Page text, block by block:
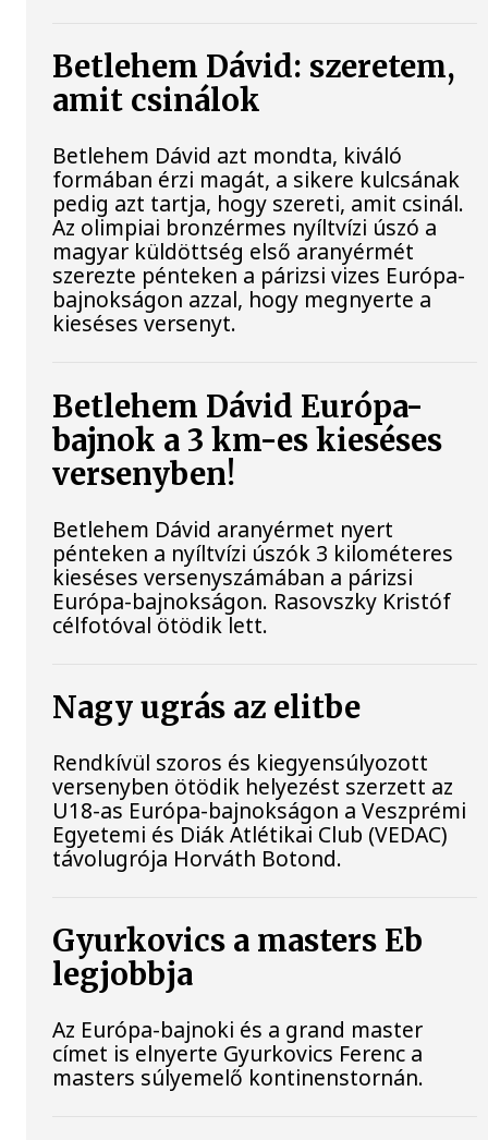
Betlehem Dávid: szeretem,
amit csinálok
Betlehem Dávid azt mondta, kiváló
formában érzi magát, a sikere kulcsának
pedig azt tartja, hogy szereti, amit csinál.
Az olimpiai bronzérmes nyíltvízi úszó a
magyar küldöttség első aranyérmét
szerezte pénteken a párizsi vizes Európa-
bajnokságon azzal, hogy megnyerte a
kieséses versenyt.
Betlehem Dávid Európa-
bajnok a 3 km-es kieséses
versenyben!
Betlehem Dávid aranyérmet nyert
pénteken a nyíltvízi úszók 3 kilométeres
kieséses versenyszámában a párizsi
Európa-bajnokságon. Rasovszky Kristóf
célfotóval ötödik lett.
Nagy ugrás az elitbe
Rendkívül szoros és kiegyensúlyozott
versenyben ötödik helyezést szerzett az
U18-as Európa-bajnokságon a Veszprémi
Egyetemi és Diák Atlétikai Club (VEDAC)
távolugrója Horváth Botond.
Gyurkovics a masters Eb
legjobbja
Az Európa-bajnoki és a grand master
címet is elnyerte Gyurkovics Ferenc a
masters súlyemelő kontinenstornán.